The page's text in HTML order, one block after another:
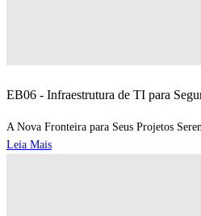
EB06 - Infraestrutura de TI para
A Nova Fronteira para Seus Projetos
Leia Mais